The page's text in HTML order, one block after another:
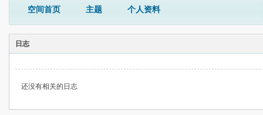
空间首页 主题 个人资料
日志
还没有相关的日志